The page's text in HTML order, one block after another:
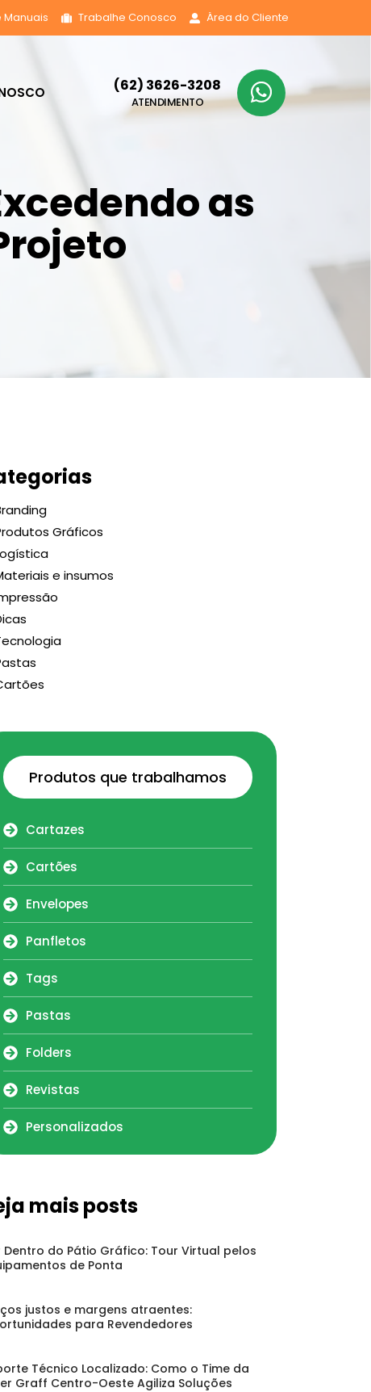
Trabalhe Conosco Área do Cliente
(62) 3626-3208
ATENDIMENTO
as
Gráficos
e insumos
Produtos que trabalhamos
Cartazes
Cartões
Envelopes
Panfletos
Tags
Pastas
Folders
Revistas
Personalizados
mais posts
Dentro do Pátio Gráfico: Tour Virtual pelos
de Ponta
justos e margens atraentes:
para Revendedores
Técnico Localizado: Como o Time da
Graff Centro-Oeste Agiliza Soluções